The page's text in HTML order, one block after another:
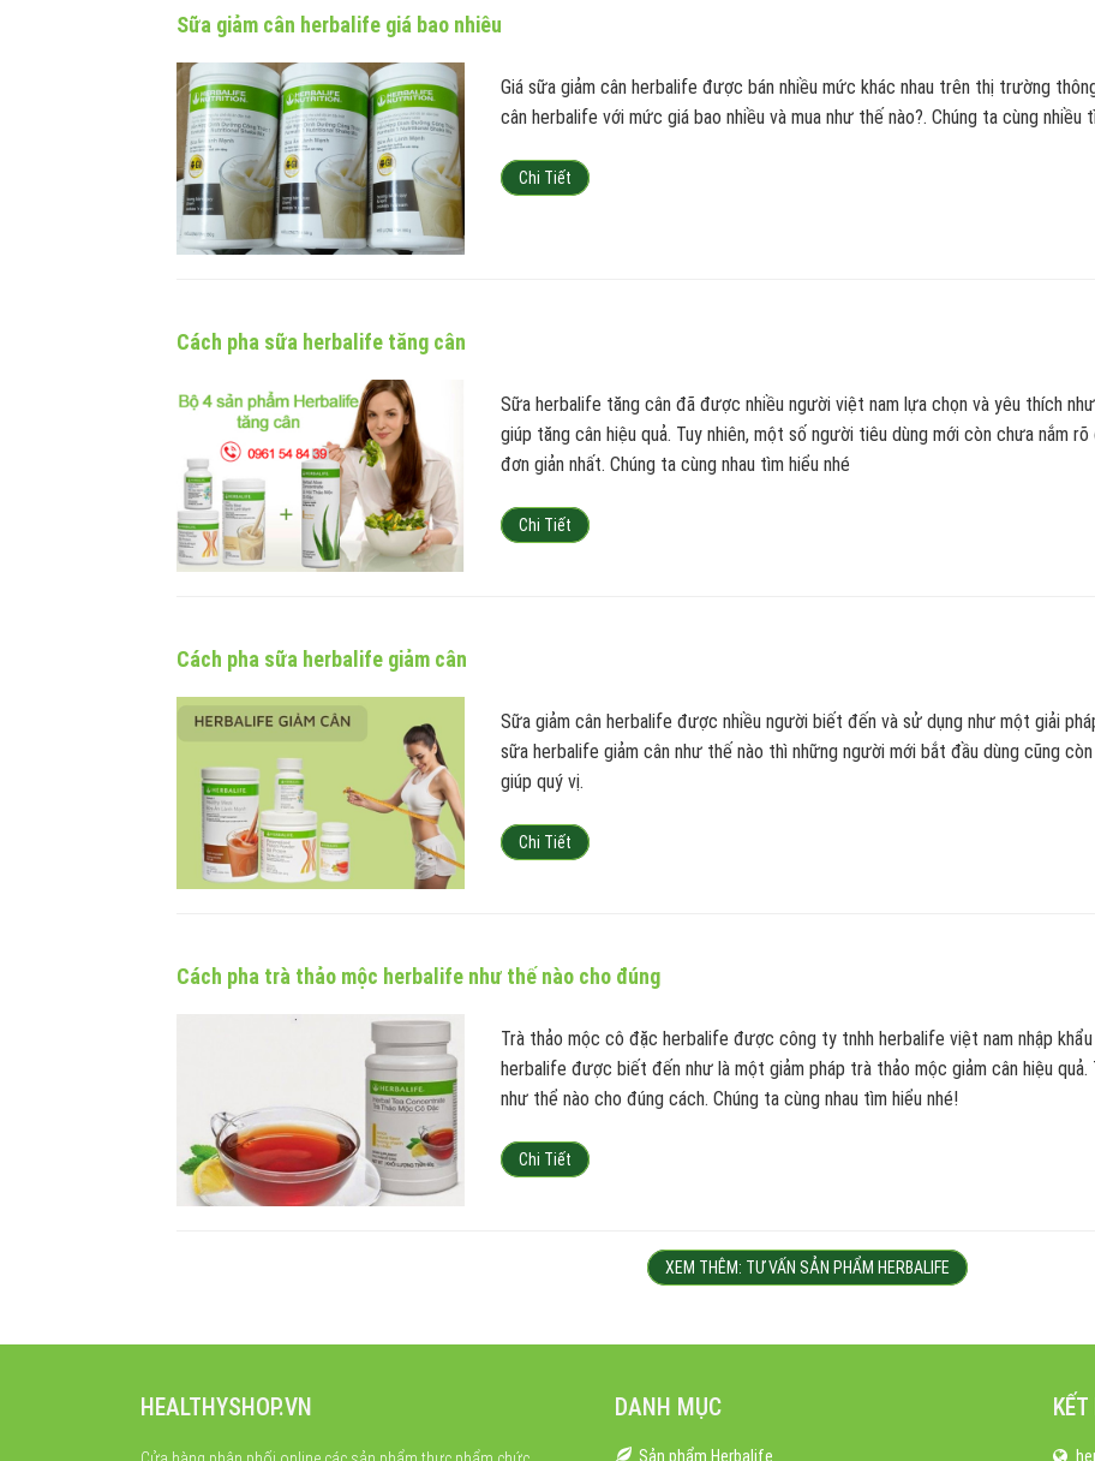
Sữa giảm cân herbalife giá bao nhiêu
Giá sữa giảm cân herbalife được bán nhiều mức khác nhau trên thị trường
cân herbalife với mức giá bao nhiều và mua như thế nào?. Chúng ta cùng nhiều
Chi Tiết
Cách pha sữa herbalife tăng cân
Sữa herbalife tăng cân đã được nhiều người việt nam lựa chọn và yêu thích
giúp tăng cân hiệu quả. Tuy nhiên, một số người tiêu dùng mới còn chưa nắm
đơn giản nhất. Chúng ta cùng nhau tìm hiểu nhé
Chi Tiết
Cách pha sữa herbalife giảm cân
Sữa giảm cân herbalife được nhiều người biết đến và sử dụng như một giải
sữa herbalife giảm cân như thế nào thì những người mới bắt đầu dùng cũng
giúp quý vị.
Chi Tiết
Cách pha trà thảo mộc herbalife như thế nào cho đúng
Trà thảo mộc cô đặc herbalife được công ty tnhh herbalife việt nam nhập khẩu
herbalife được biết đến như là một giảm pháp trà thảo mộc giảm cân hiệu
như thể nào cho đúng cách. Chúng ta cùng nhau tìm hiểu nhé!
Chi Tiết
XEM THÊM: TƯ VẤN SẢN PHẨM HERBALIFE
HEALTHYSHOP.VN DANH MỤC
Sản phẩm Herbalife